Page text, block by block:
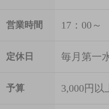
営業時間 17：00～
定休日 毎月第一
予算 3,000円以